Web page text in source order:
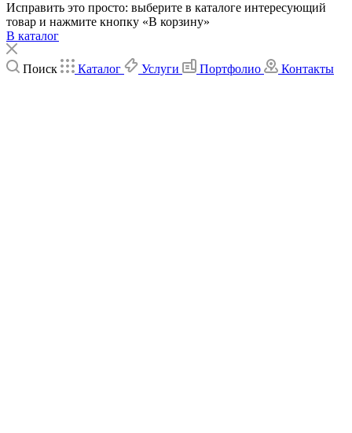
Исправить это просто: выберите в каталоге интересующий
товар и нажмите кнопку «В корзину»
В каталог
Поиск Каталог Услуги Портфолио Контакты